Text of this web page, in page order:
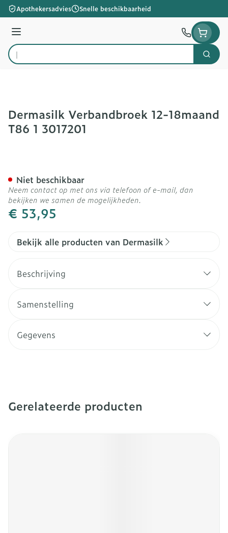
Ga naar de inhoud
Apothekersadvies Snelle beschikbaarheid
Menu
Product, merk, categorie...
Zoek
Dermasilk Verbandbroek 12-18maand
T86 1 3017201
€ 53,95
Niet beschikbaar
Neem contact op met ons via telefoon of e-mail, dan
bekijken we samen de mogelijkheden.
Bekijk alle producten van Dermasilk
Beschrijving
Samenstelling
Gegevens
Gerelateerde producten